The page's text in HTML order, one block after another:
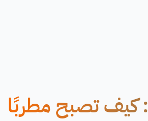
دورة على الإنترنت من Udemy: كيف تصبح مطربًا